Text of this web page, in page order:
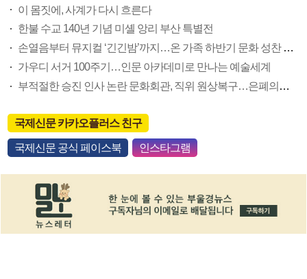
이 몸짓에, 사계가 다시 흐른다
한불 수교 140년 기념 미셸 앙리 부산 특별전
손열음부터 뮤지컬 ‘긴긴밤’까지…온 가족 하반기 문화 성찬 즐겨요
가우디 서거 100주기…인문 아카데미로 만나는 예술세계
부적절한 승진 인사 논란 문화회관, 직위 원상복구…은폐의혹 논란 불씨 여전
국제신문 카카오플러스 친구
국제신문 공식 페이스북 인스타그램